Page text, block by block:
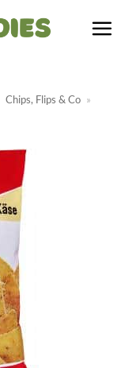
Chips, Flips & Co »